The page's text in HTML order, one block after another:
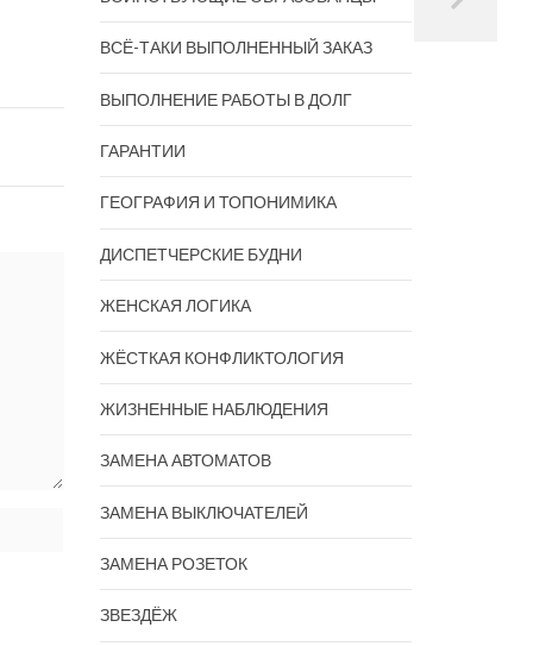
ВСЁ-ТАКИ ВЫПОЛНЕННЫЙ ЗАКАЗ
ВЫПОЛНЕНИЕ РАБОТЫ В ДОЛГ
ГАРАНТИИ
ГЕОГРАФИЯ И ТОПОНИМИКА
ДИСПЕТЧЕРСКИЕ БУДНИ
ЖЕНСКАЯ ЛОГИКА
ЖЁСТКАЯ КОНФЛИКТОЛОГИЯ
ЖИЗНЕННЫЕ НАБЛЮДЕНИЯ
ЗАМЕНА АВТОМАТОВ
ЗАМЕНА ВЫКЛЮЧАТЕЛЕЙ
ЗАМЕНА РОЗЕТОК
ЗВЕЗДЁЖ